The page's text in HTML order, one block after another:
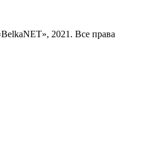
2021. Все права